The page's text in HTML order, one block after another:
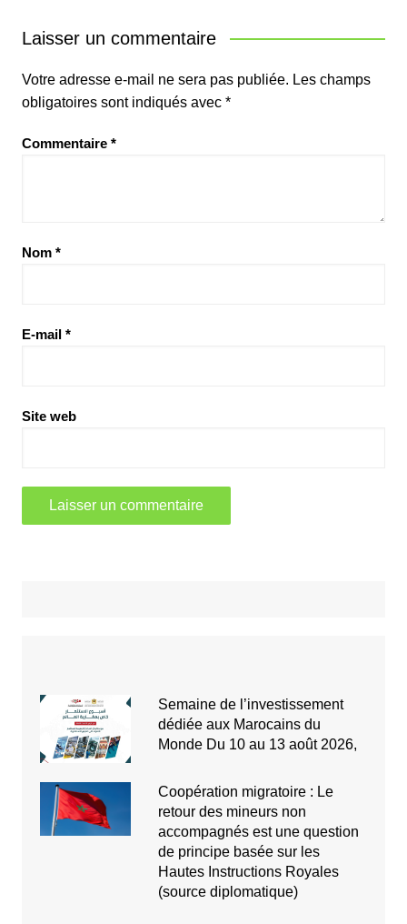
Laisser un commentaire
Votre adresse e-mail ne sera pas publiée. Les champs
obligatoires sont indiqués avec *
Commentaire *
Nom *
E-mail *
Site web
Semaine de l’investissement
dédiée aux Marocains du
Monde Du 10 au 13 août 2026,
Coopération migratoire : Le
retour des mineurs non
accompagnés est une question
de principe basée sur les
Hautes Instructions Royales
(source diplomatique)